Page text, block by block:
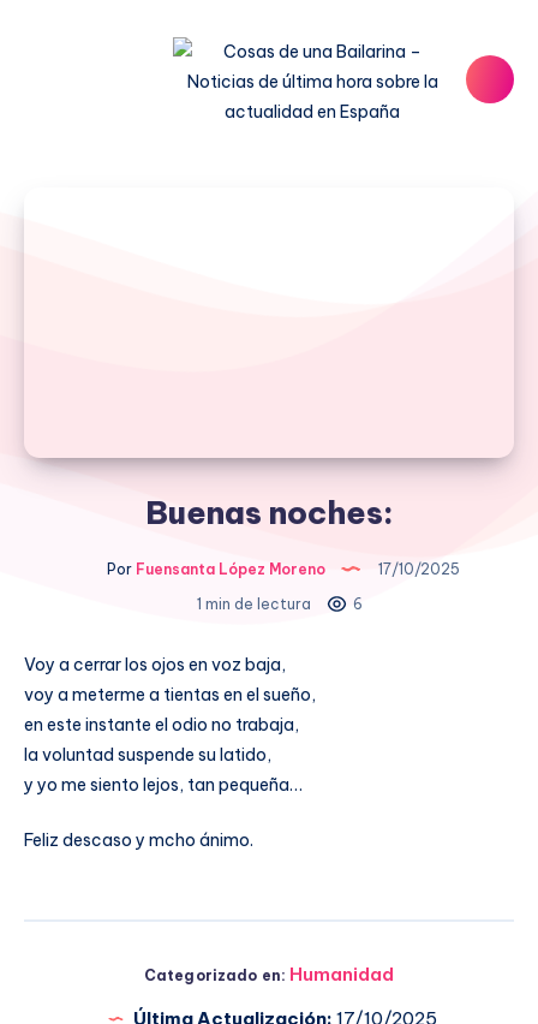
Buenas noches:
PorFuensanta López Moreno
17/10/2025
1 min de lectura
6
Voy a cerrar los ojos en voz baja,
voy a meterme a tientas en el sueño,
en este instante el odio no trabaja,
la voluntad suspende su latido,
y yo me siento lejos, tan pequeña…
Feliz descaso y mcho ánimo.
Categorizado en: Humanidad
Última Actualización: 17/10/2025